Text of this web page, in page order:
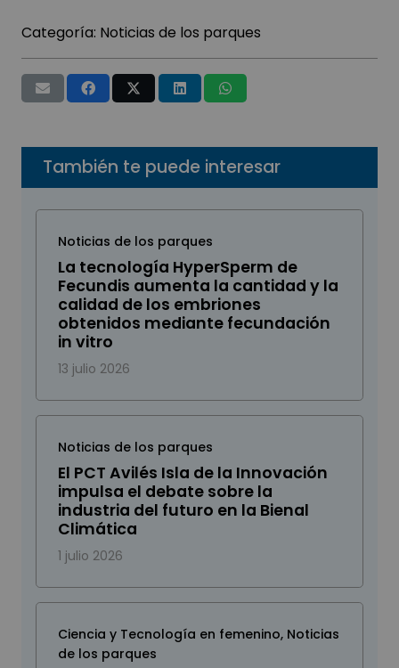
Categoría: Noticias de los parques
También te puede interesar
Noticias de los parques
La tecnología HyperSperm de
Fecundis aumenta la cantidad y la
calidad de los embriones
obtenidos mediante fecundación
in vitro
13 julio 2026
Noticias de los parques
El PCT Avilés Isla de la Innovación
impulsa el debate sobre la
industria del futuro en la Bienal
Climática
1 julio 2026
Ciencia y Tecnología en femenino, Noticias
de los parques